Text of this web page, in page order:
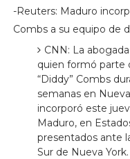
-Reuters: Maduro
Combs a su equipo de
CNN: La
quien formó parte
“Diddy” Combs
semanas en
incorporó este
Maduro, en
presentados ante
Sur de Nueva York.